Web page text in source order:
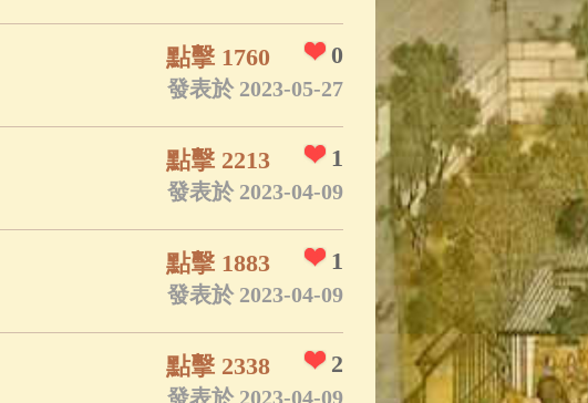
0
點擊 1760
發表於 2023-05-27
1
點擊 2213
發表於 2023-04-09
1
點擊 1883
發表於 2023-04-09
2
點擊 2338
發表於 2023-04-09